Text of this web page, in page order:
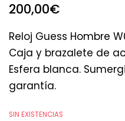
200,00€
Reloj Guess Hombre
Caja y brazalete de
Esfera blanca.
garantía.
SIN EXISTENCIAS